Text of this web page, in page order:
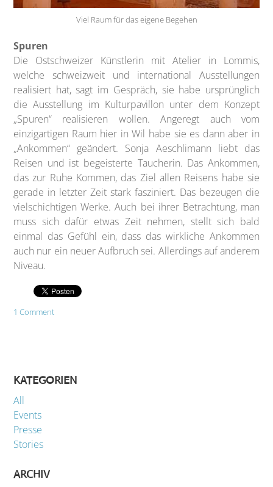
Viel Raum für das eigene Begehen
Spuren
Die Ostschweizer Künstlerin mit Atelier in Lommis,
welche schweizweit und international Ausstellungen
realisiert hat, sagt im Gespräch, sie habe ursprünglich
die Ausstellung im Kulturpavillon unter dem Konzept
„Spuren“ realisieren wollen. Angeregt auch vom
einzigartigen Raum hier in Wil habe sie es dann aber in
„Ankommen“ geändert. Sonja Aeschlimann liebt das
Reisen und ist begeisterte Taucherin. Das Ankommen,
das zur Ruhe Kommen, das Ziel allen Reisens habe sie
gerade in letzter Zeit stark fasziniert. Das bezeugen die
vielschichtigen Werke. Auch bei ihrer Betrachtung, man
muss sich dafür etwas Zeit nehmen, stellt sich bald
einmal das Gefühl ein, dass das wirkliche Ankommen
auch nur ein neuer Aufbruch sei. Allerdings auf anderem
Niveau.
1 Comment
KATEGORIEN
All
Events
Presse
Stories
ARCHIV